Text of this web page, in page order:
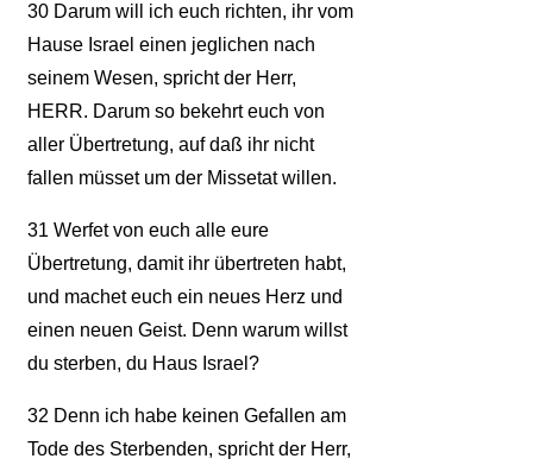
30Darum will ich euch richten, ihr vom
Hause Israel einen jeglichen nach
seinem Wesen, spricht der Herr,
HERR. Darum so bekehrt euch von
aller Übertretung, auf daß ihr nicht
fallen müsset um der Missetat willen.
31 Werfet von euch alle eure
Übertretung, damit ihr übertreten habt,
und machet euch ein neues Herz und
einen neuen Geist. Denn warum willst
du sterben, du Haus Israel?
32 Denn ich habe keinen Gefallen am
Tode des Sterbenden, spricht der Herr,